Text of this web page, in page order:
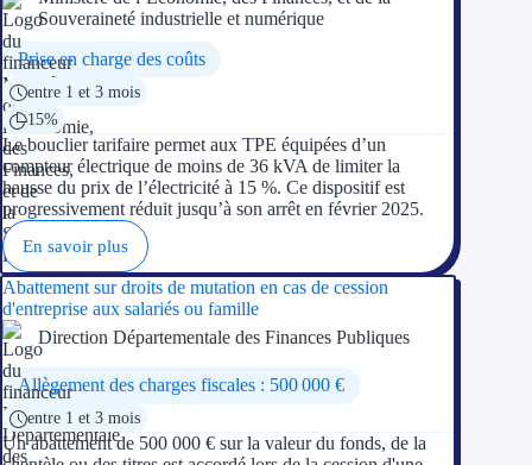
Souveraineté industrielle et numérique
Prise en charge des coûts
entre 1 et 3 mois
15%
Le bouclier tarifaire permet aux TPE équipées d’un
compteur électrique de moins de 36 kVA de limiter la
hausse du prix de l’électricité à 15 %. Ce dispositif est
progressivement réduit jusqu’à son arrêt en février 2025.
En savoir plus
Abattement sur droits de mutation en cas de cession
d'entreprise aux salariés ou famille
Direction Départementale des Finances Publiques
Allègement des charges fiscales : 500 000 €
entre 1 et 3 mois
Un abattement de 500 000 € sur la valeur du fonds, de la